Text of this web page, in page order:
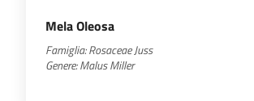
Mela Oleosa
Famiglia:RosaceaeJuss
Genere:MalusMiller